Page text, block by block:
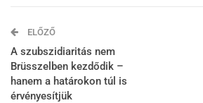
ELŐZŐ
A szubszidiaritás nem
Brüsszelben kezdődik –
hanem a határokon túl is
érvényesítjük